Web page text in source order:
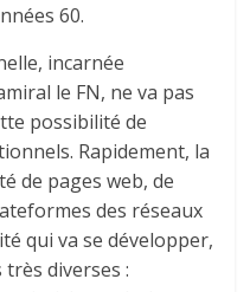
60.
incarnée
le FN, ne va pas
possibilité de
Rapidement, la
de pages web, de
des réseaux
qui va se développer,
diverses :